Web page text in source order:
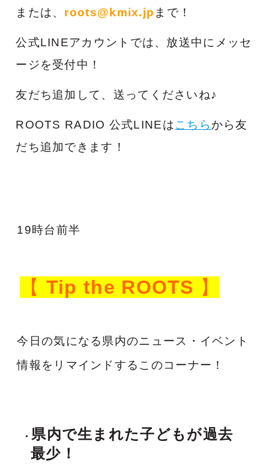
または、 roots@kmix.jp まで！
公式LINEアカウントでは、放送中にメッセ
ージを受付中！
友だち追加して、送ってくださいね♪
ROOTS RADIO 公式LINEはこちら から友
だち追加できます！
19時台前半
【 Tip the ROOTS 】
今日の気になる県内のニュース・イベント
情報をリマインドするこのコーナー！
県内で生まれた子どもが過去
最少！